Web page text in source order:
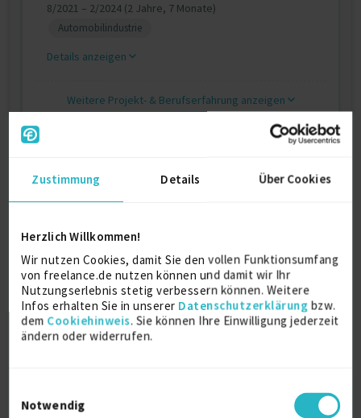
Zustimmung Details Über Cookies
Herzlich Willkommen!
Wir nutzen Cookies, damit Sie den vollen Funktionsumfang
von freelance.de nutzen können und damit wir Ihr
Nutzungserlebnis stetig verbessern können. Weitere
Infos erhalten Sie in unserer Datenschutzerklärung bzw.
dem Cookiehinweis. Sie können Ihre Einwilligung jederzeit
ändern oder widerrufen.
Notwendig
8/2021 – 2/2024 (2 Jahre, 7 Monate)
Automobilindustrie
Details anzeigen
Weitere Projekt‐ & Berufserfahrung anzeigen
Elektrotechnik (Informationsverarbeitung
Dipl.-Ing (Elektrotechnik)
Bielefeld
Projektmanagement
Diplom Projektmanager (FH)